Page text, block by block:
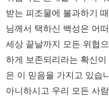
받는 피조물에 불과하기
님께서 택하신 백성은 어
세상 끝날까지 모든 위협
하게 보존되리라는 확신
은 이 믿음을 가지고 있습
아니하시고 우리 모든 사